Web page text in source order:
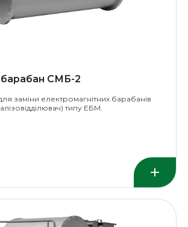
барабан СМБ-2
заміни електромагнітних барабанів
типу ЕБМ.